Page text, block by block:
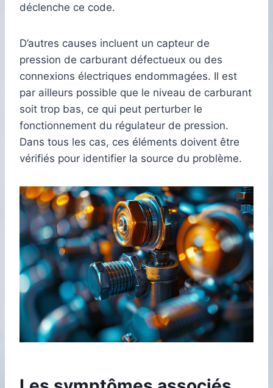
déclenche ce code.
D’autres causes incluent un capteur de
pression de carburant défectueux ou des
connexions électriques endommagées. Il est
par ailleurs possible que le niveau de carburant
soit trop bas, ce qui peut perturber le
fonctionnement du régulateur de pression.
Dans tous les cas, ces éléments doivent être
vérifiés pour identifier la source du problème.